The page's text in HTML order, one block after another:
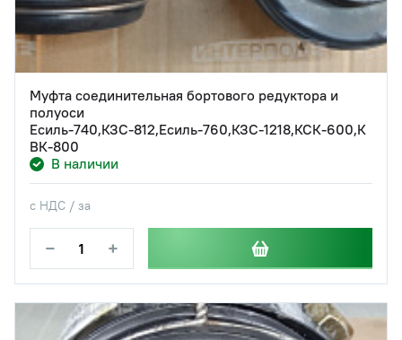
Муфта соединительная бортового редуктора и
полуоси
Есиль-740,КЗС-812,Есиль-760,КЗС-1218,КСК-600,К
ВК-800
В наличии
с НДС / за
− +